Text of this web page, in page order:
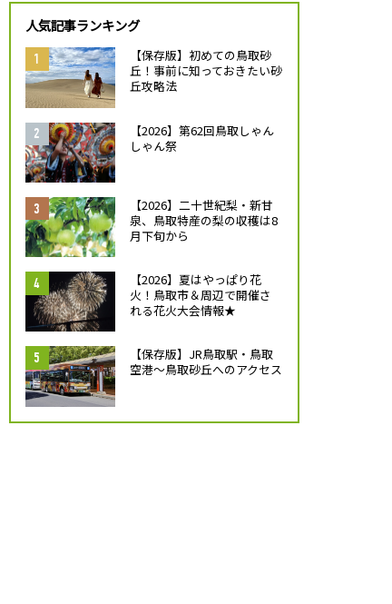
人気記事ランキング
【保存版】初めての鳥取砂
丘！事前に知っておきたい砂
丘攻略法
【2026】第62回鳥取しゃん
しゃん祭
【2026】二十世紀梨・新甘
泉、鳥取特産の梨の収穫は8
月下旬から
【2026】夏はやっぱり花
火！鳥取市＆周辺で開催さ
れる花火大会情報★
【保存版】JR鳥取駅・鳥取
空港～鳥取砂丘へのアクセス